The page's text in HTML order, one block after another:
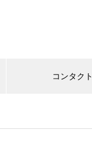
コンタクト